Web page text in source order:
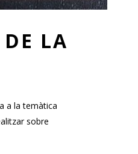
LA
a la temàtica
sobre